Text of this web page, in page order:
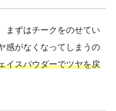
まずはチークをのせてい
感がなくなってしまうの
イスパウダーでツヤを戻